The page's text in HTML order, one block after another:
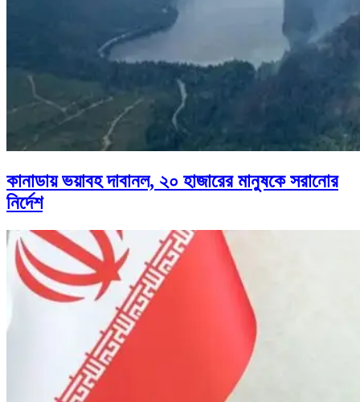
কানাডায় ভয়াবহ দাবানল, ২০ হাজারের মানুষকে সরানোর
নির্দেশ